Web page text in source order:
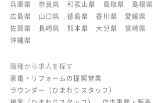
兵庫県
奈良県 和歌山県 鳥取県 島根県
広島県
山口県 徳島県 香川県 愛媛県
佐賀県
長崎県 熊本県 大分県 宮崎県
沖縄県
職種から求人を探す
家電・リフォームの提案営業
ラウンダー（ひまわりスタッフ）